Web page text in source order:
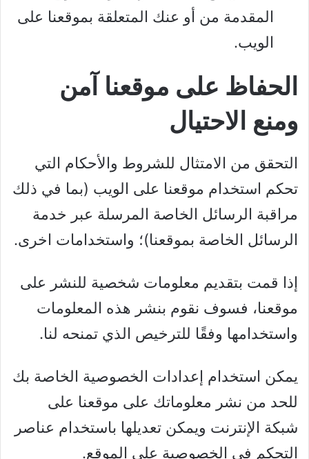
المقدمة من أو عنك المتعلقة بموقعنا على
الويب.
الحفاظ على موقعنا آمن
ومنع الاحتيال
التحقق من الامتثال للشروط والأحكام التي
تحكم استخدام موقعنا على الويب (بما في ذلك
مراقبة الرسائل الخاصة المرسلة عبر خدمة
الرسائل الخاصة بموقعنا)؛ واستخدامات اخرى.
إذا قمت بتقديم معلومات شخصية للنشر على
موقعنا، فسوف نقوم بنشر هذه المعلومات
واستخدامها وفقًا للترخيص الذي تمنحه لنا.
يمكن استخدام إعدادات الخصوصية الخاصة بك
للحد من نشر معلوماتك على موقعنا على
شبكة الإنترنت ويمكن تعديلها باستخدام عناصر
التحكم في الخصوصية على الموقع.